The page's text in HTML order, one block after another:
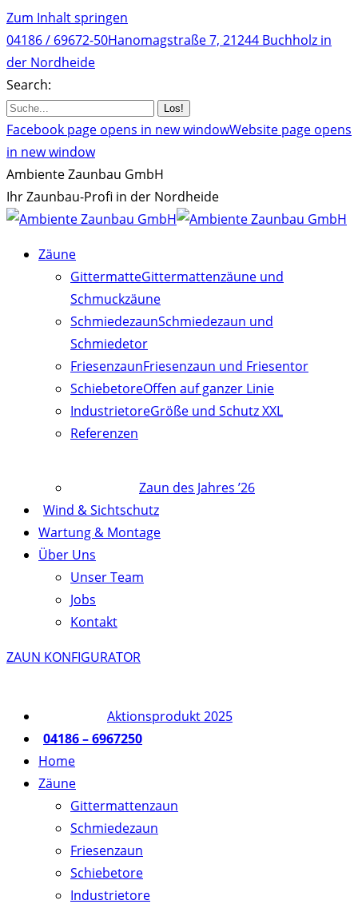
Zum Inhalt springen
04186 / 69672-50Hanomagstraße 7, 21244 Buchholz in
der Nordheide
Search:
Facebook page opens in new windowWebsite page opens
in new window
Ambiente Zaunbau GmbH
Ihr Zaunbau-Profi in der Nordheide
Zäune
GittermatteGittermattenzäune und
Schmuckzäune
SchmiedezaunSchmiedezaun und
Schmiedetor
FriesenzaunFriesenzaun und Friesentor
SchiebetoreOffen auf ganzer Linie
IndustrietoreGröße und Schutz XXL
Referenzen
Zaun des Jahres ’26
Wind & Sichtschutz
Wartung & Montage
Über Uns
Unser Team
Jobs
Kontakt
ZAUN KONFIGURATOR
Aktionsprodukt 2025
04186 – 6967250
Home
Zäune
Gittermattenzaun
Schmiedezaun
Friesenzaun
Schiebetore
Industrietore